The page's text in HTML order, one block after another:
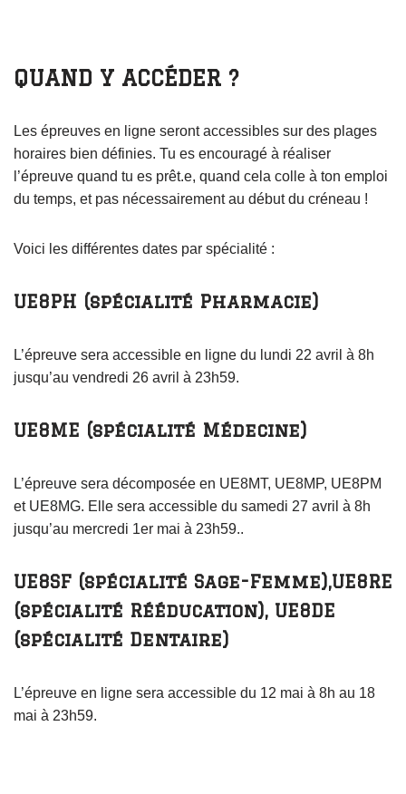
QUAND Y ACCÉDER ?
Les épreuves en ligne seront accessibles sur des plages
horaires bien définies. Tu es encouragé à réaliser
l’épreuve quand tu es prêt.e, quand cela colle à ton emploi
du temps, et pas nécessairement au début du créneau !
Voici les différentes dates par spécialité :
UE8PH (spécialité Pharmacie)
L’épreuve sera accessible en ligne du lundi 22 avril à 8h
jusqu’au vendredi 26 avril à 23h59.
UE8ME (spécialité Médecine)
L’épreuve sera décomposée en UE8MT, UE8MP, UE8PM
et UE8MG. Elle sera accessible du samedi 27 avril à 8h
jusqu’au mercredi 1er mai à 23h59..
UE8SF (spécialité Sage-Femme),UE8RE
(spécialité Rééducation), UE8DE
(spécialité Dentaire)
L’épreuve en ligne sera accessible du 12 mai à 8h au 18
mai à 23h59.